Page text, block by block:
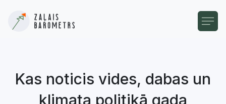
Kas noticis vides, dabas un
klimata politikā gada